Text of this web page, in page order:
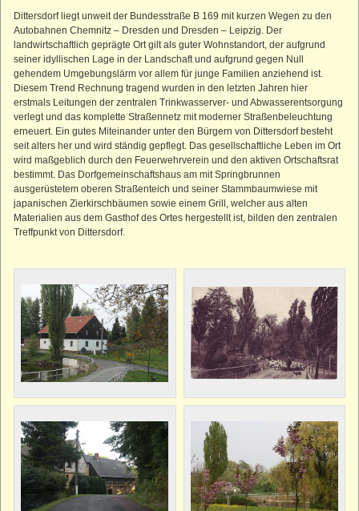
Dittersdorf liegt unweit der Bundesstraße B 169 mit kurzen Wegen zu den
Autobahnen Chemnitz – Dresden und Dresden – Leipzig. Der
landwirtschaftlich geprägte Ort gilt als guter Wohnstandort, der aufgrund
seiner idyllischen Lage in der Landschaft und aufgrund gegen Null
gehendem Umgebungslärm vor allem für junge Familien anziehend ist.
Diesem Trend Rechnung tragend wurden in den letzten Jahren hier
erstmals Leitungen der zentralen Trinkwasserver- und Abwasserentsorgung
verlegt und das komplette Straßennetz mit moderner Straßenbeleuchtung
erneuert. Ein gutes Miteinander unter den Bürgern von Dittersdorf besteht
seit alters her und wird ständig gepflegt. Das gesellschaftliche Leben im Ort
wird maßgeblich durch den Feuerwehrverein und den aktiven Ortschaftsrat
bestimmt. Das Dorfgemeinschaftshaus am mit Springbrunnen
ausgerüstetem oberen Straßenteich und seiner Stammbaumwiese mit
japanischen Zierkirschbäumen sowie einem Grill, welcher aus alten
Materialien aus dem Gasthof des Ortes hergestellt ist, bilden den zentralen
Treffpunkt von Dittersdorf.